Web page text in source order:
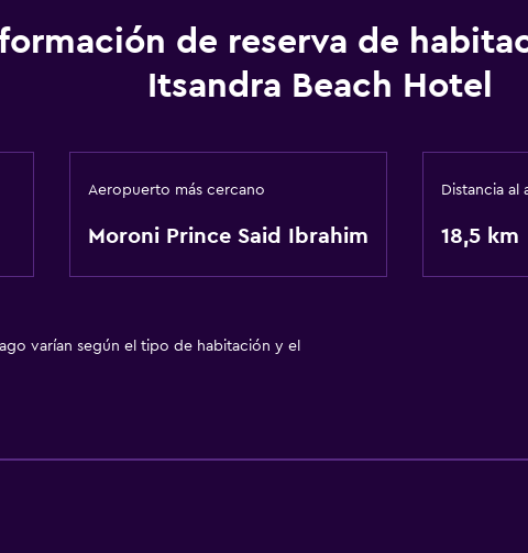
de reserva de
Itsandra Beach Hotel
Aeropuerto más cercano
Moroni Prince Said Ibrahim
Distancia al
18,5 km
varían según el tipo de habitación y el